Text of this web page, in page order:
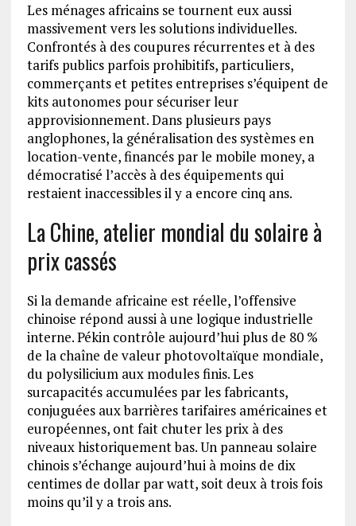
Les ménages africains se tournent eux aussi
massivement vers les solutions individuelles.
Confrontés à des coupures récurrentes et à des
tarifs publics parfois prohibitifs, particuliers,
commerçants et petites entreprises s’équipent de
kits autonomes pour sécuriser leur
approvisionnement. Dans plusieurs pays
anglophones, la généralisation des systèmes en
location-vente, financés par le mobile money, a
démocratisé l’accès à des équipements qui
restaient inaccessibles il y a encore cinq ans.
La Chine, atelier mondial du solaire à
prix cassés
Si la demande africaine est réelle, l’offensive
chinoise répond aussi à une logique industrielle
interne. Pékin contrôle aujourd’hui plus de 80 %
de la chaîne de valeur photovoltaïque mondiale,
du polysilicium aux modules finis. Les
surcapacités accumulées par les fabricants,
conjuguées aux barrières tarifaires américaines et
européennes, ont fait chuter les prix à des
niveaux historiquement bas. Un panneau solaire
chinois s’échange aujourd’hui à moins de dix
centimes de dollar par watt, soit deux à trois fois
moins qu’il y a trois ans.